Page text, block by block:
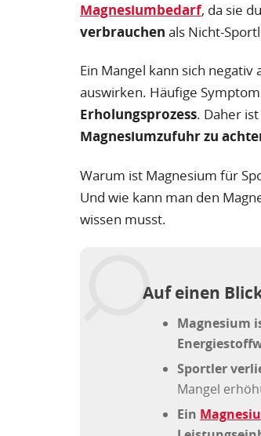
Magnesiumbedarf, da sie
verbrauchen als Nicht-
Ein Mangel kann sich negativ
auswirken. Häufige
Erholungsprozess. Daher
Magnesiumzufuhr zu
Warum ist Magnesium für
Und wie kann man den
wissen musst.
Auf einen
Magnesium
Sportler
Mangel
Ein